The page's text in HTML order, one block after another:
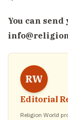
You can
RW
Editorial
Religion World